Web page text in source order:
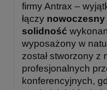
firmy Antrax –
łączy
solidność
wyposażony w
został stworzony z
profesjonalnych
konferencyjnych,